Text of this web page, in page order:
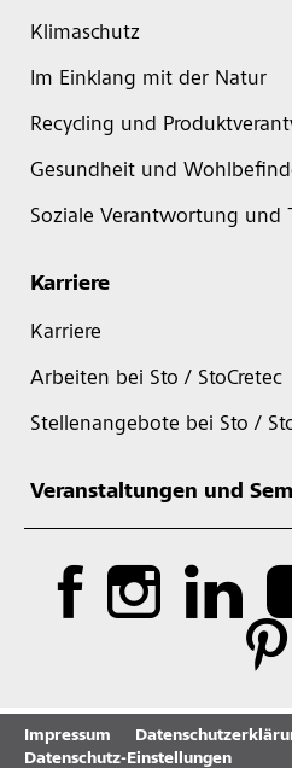
Klimaschutz
Im Einklang mit der Natur
Recycling und
Gesundheit und
Soziale Verantwortung und
Karriere
Karriere
Arbeiten bei Sto / StoCretec
Stellenangebote bei Sto /
Veranstaltungen und
Impressum
Datenschutz-Einstellungen